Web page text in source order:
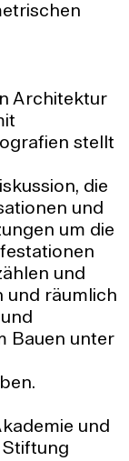
Architektur
stellt
die
und
um die
und
und räumlich
Bauen unter
und